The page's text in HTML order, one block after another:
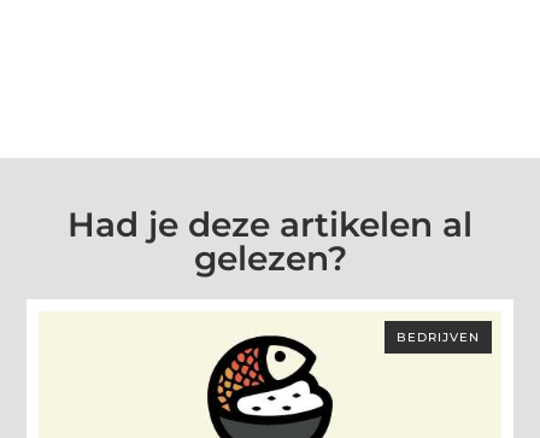
Had je deze artikelen al
gelezen?
BEDRIJVEN